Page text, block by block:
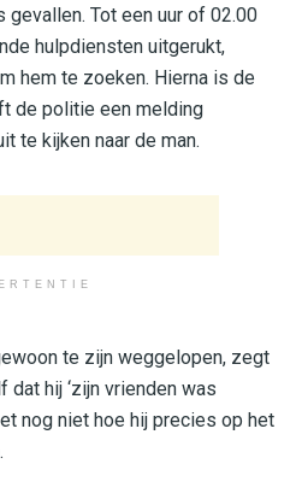
gevallen. Tot een uur of 02.00
hulpdiensten uitgerukt,
hem te zoeken. Hierna is de
de politie een melding
te kijken naar de man.
te zijn weggelopen, zegt
hij ‘zijn vrienden was
nog niet hoe hij precies op het